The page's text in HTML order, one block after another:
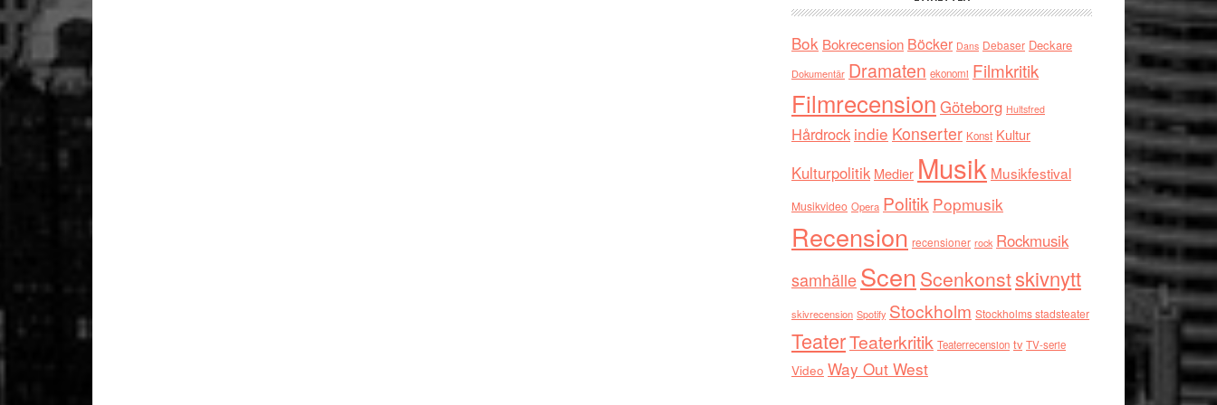
Bok Bokrecension Böcker Dans Debaser Deckare
Dokumentär Dramaten ekonomi Filmkritik
Filmrecension Göteborg Hultsfred
Hårdrock indie Konserter Konst Kultur
Kulturpolitik Medier Musik Musikfestival
Musikvideo Opera Politik Popmusik
Recension recensioner rock Rockmusik
samhälleScen Scenkonstskivnytt
skivrecension Spotify Stockholm Stockholms stadsteater
TeaterTeaterkritik Teaterrecension tv TV-serie
Video Way Out West